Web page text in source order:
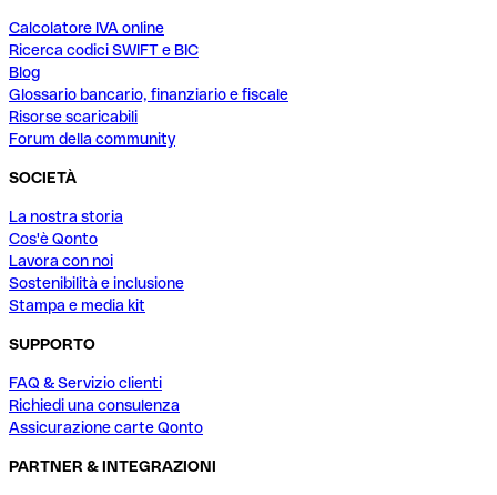
Calcolatore IVA online
Ricerca codici SWIFT e BIC
Blog
Glossario bancario, finanziario e fiscale
Risorse scaricabili
Forum della community
SOCIETÀ
La nostra storia
Cos'è Qonto
Lavora con noi
Sostenibilità e inclusione
Stampa e media kit
SUPPORTO
FAQ & Servizio clienti
Richiedi una consulenza
Assicurazione carte Qonto
PARTNER & INTEGRAZIONI